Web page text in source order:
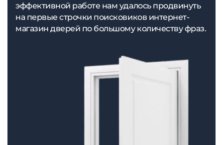
эффективной работе нам удалось продвинуть
на первые строчки поисковиков интернет-
магазин дверей по большому количеству фраз.